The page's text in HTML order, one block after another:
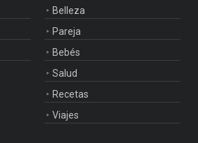
Belleza
Pareja
Bebés
Salud
Recetas
Viajes